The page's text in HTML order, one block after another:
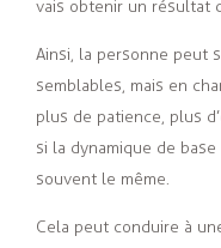
vais obtenir un résultat
Ainsi, la personne peut
semblables, mais en
plus de patience, plus
si la dynamique de
souvent le même.
Cela peut conduire à